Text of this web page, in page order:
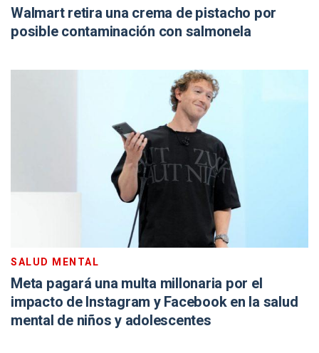
Walmart retira una crema de pistacho por
posible contaminación con salmonela
SALUD MENTAL
Meta pagará una multa millonaria por el
impacto de Instagram y Facebook en la salud
mental de niños y adolescentes